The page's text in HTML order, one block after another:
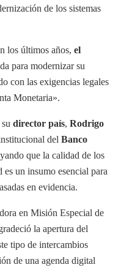
de los sistemas
los últimos años, el
para modernizar su
con las exigencias legales
Monetaria».
su director país, Rodrigo
del Banco
que la calidad de los
es un insumo esencial para
en evidencia.
en Misión Especial de
la apertura del
tipo de intercambios
de una agenda digital